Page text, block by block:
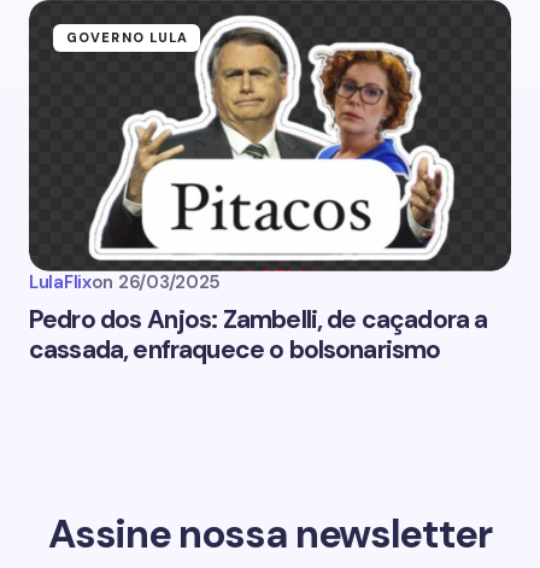
GOVERNO LULA
LulaFlixon 26/03/2025
Pedro dos Anjos: Zambelli, de caçadora a
cassada, enfraquece o bolsonarismo
Assine nossa newsletter